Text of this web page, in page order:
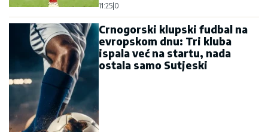
11:25|0
Crnogorski klupski fudbal na
evropskom dnu: Tri kluba
ispala već na startu, nada
ostala samo Sutjeski